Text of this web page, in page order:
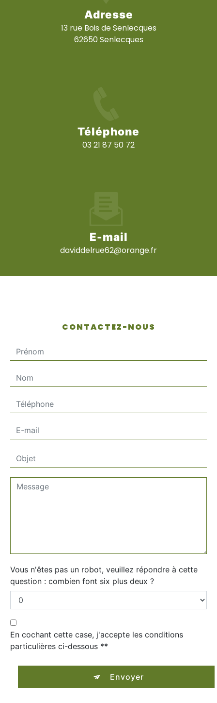
Adresse
13 rue Bois de Senlecques
62650 Senlecques
Téléphone
03 21 87 50 72
E-mail
daviddelrue62@orange.fr
CONTACTEZ-NOUS
Vous n'êtes pas un robot, veuillez répondre à cette
question : combien font six plus deux ?
En cochant cette case, j'accepte les conditions
particulières ci-dessous **
Envoyer